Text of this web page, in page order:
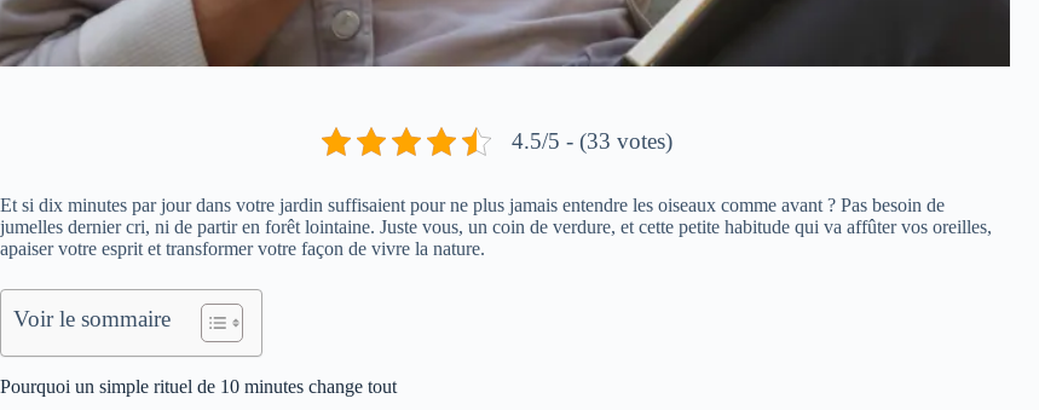
4.5/5 - (33 votes)
Et si dix minutes par jour dans votre jardin suffisaient pour ne plus jamais entendre les oiseaux comme avant ? Pas besoin de
jumelles dernier cri, ni de partir en forêt lointaine. Juste vous, un coin de verdure, et cette petite habitude qui va affûter vos oreilles,
apaiser votre esprit et transformer votre façon de vivre la nature.
Voir le sommaire
Pourquoi un simple rituel de 10 minutes change tout